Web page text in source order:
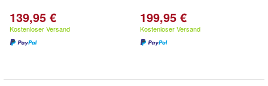
139,95 €
Kostenloser Versand
199,95 €
Kostenloser Versand